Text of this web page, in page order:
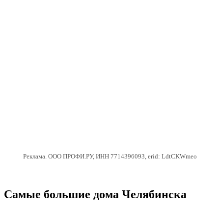
Реклама. ООО ПРОФИ.РУ, ИНН 7714396093, erid: LdtCKWmeo
Самые большие дома Челябинска